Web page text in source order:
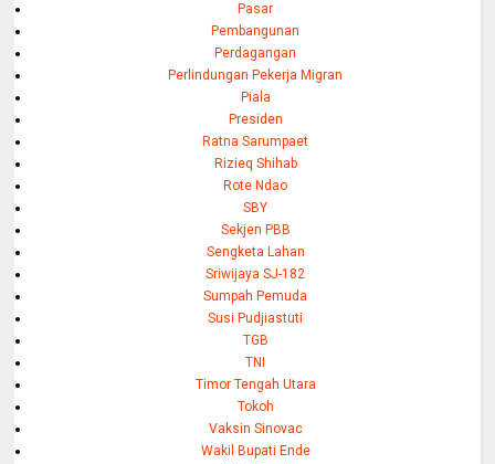
Pasar
Pembangunan
Perdagangan
Perlindungan Pekerja Migran
Piala
Presiden
Ratna Sarumpaet
Rizieq Shihab
Rote Ndao
SBY
Sekjen PBB
Sengketa Lahan
Sriwijaya SJ-182
Sumpah Pemuda
Susi Pudjiastuti
TGB
TNI
Timor Tengah Utara
Tokoh
Vaksin Sinovac
Wakil Bupati Ende